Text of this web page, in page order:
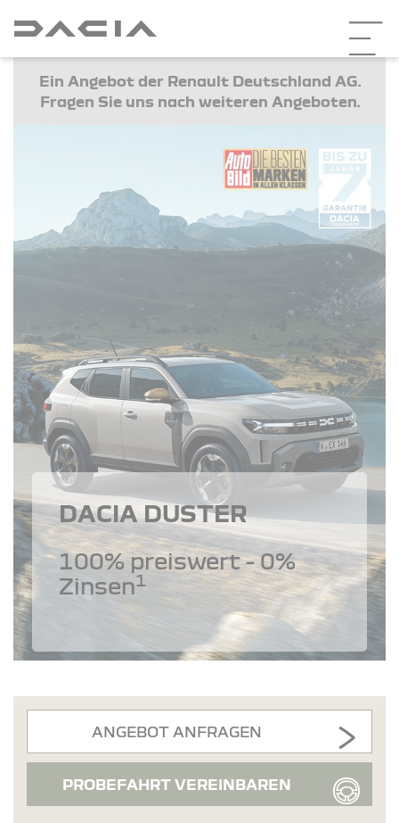
Ein Angebot der Renault Deutschland AG.
Fragen Sie uns nach weiteren Angeboten.
DACIA DUSTER
100% preiswert - 0%
Zinsen1
ANGEBOT ANFRAGEN
PROBEFAHRT VEREINBAREN